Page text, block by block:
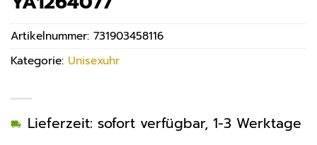
Lieferzeit: sofort verfügbar, 1-3 Werktage
Artikelnummer: 731903458116
Kategorie: Unisexuhr